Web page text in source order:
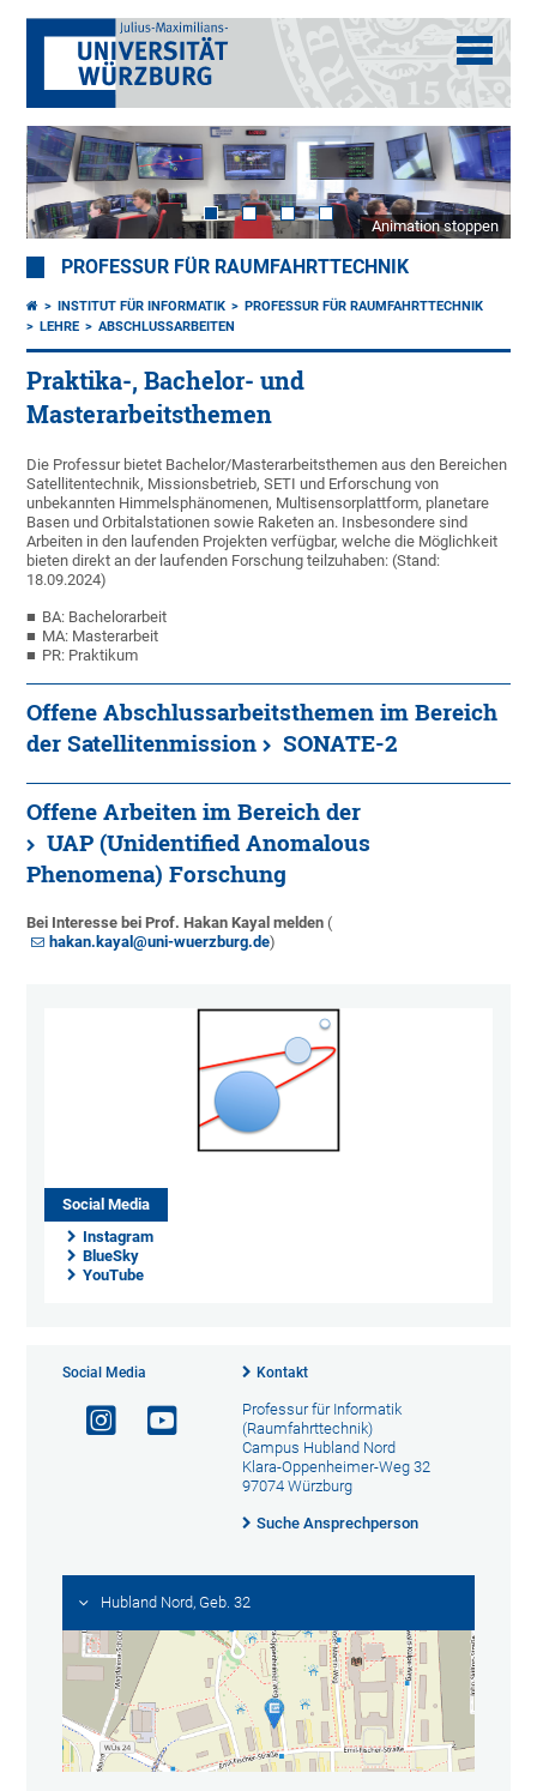
Animation stoppen
PROFESSUR FÜR RAUMFAHRTTECHNIK
INSTITUT FÜR INFORMATIK
PROFESSUR FÜR RAUMFAHRTTECHNIK
LEHRE
ABSCHLUSSARBEITEN
Praktika-, Bachelor- und
Masterarbeitsthemen
Die Professur bietet Bachelor/Masterarbeitsthemen aus den Bereichen
Satellitentechnik, Missionsbetrieb, SETI und Erforschung von
unbekannten Himmelsphänomenen, Multisensorplattform, planetare
Basen und Orbitalstationen sowie Raketen an. Insbesondere sind
Arbeiten in den laufenden Projekten verfügbar, welche die Möglichkeit
bieten direkt an der laufenden Forschung teilzuhaben: (Stand:
18.09.2024)
BA: Bachelorarbeit
MA: Masterarbeit
PR: Praktikum
Offene Abschlussarbeitsthemen im Bereich
der Satellitenmission
SONATE-2
Offene Arbeiten im Bereich der
UAP (Unidentified Anomalous
Phenomena) Forschung
Bei Interesse bei Prof. Hakan Kayal melden (
hakan.kayal@uni-wuerzburg.de)
Social Media
Instagram
BlueSky
YouTube
Social Media Kontakt
Professur für Informatik
(Raumfahrttechnik)
Campus Hubland Nord
Klara-Oppenheimer-Weg 32
97074 Würzburg
Suche Ansprechperson
Hubland Nord, Geb. 32